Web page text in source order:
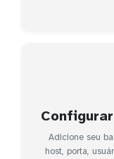
Adicione seu
host, porta,